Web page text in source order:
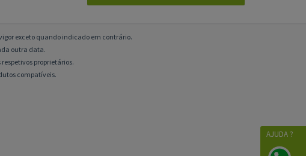
exceto quando indicado em contrário.
outra data.
proprietários.
compatíveis.
AJUDA ?